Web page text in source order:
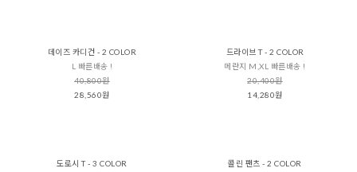
데이즈 카디건 - 2 COLOR
L 빠른배송 !
40,800원
28,560원
드라이브 T - 2 COLOR
메란지 M,XL 빠른배송 !
20,400원
14,280원
도로시 T - 3 COLOR
콜린 팬츠 - 2 COLOR